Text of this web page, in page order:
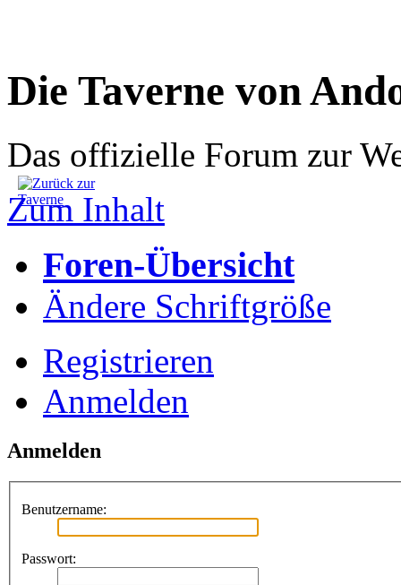
Die Taverne von
Das offizielle Forum zur
Zum Inhalt
Foren-Übersicht
Ändere Schriftgröße
Registrieren
Anmelden
Anmelden
Benutzername:
Passwort: